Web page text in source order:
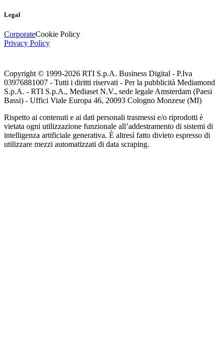
Legal
CorporateCookie Policy
Privacy Policy
Copyright © 1999-2026 RTI S.p.A. Business Digital - P.Iva
03976881007 - Tutti i diritti riservati - Per la pubblicità Mediamond
S.p.A. - RTI S.p.A., Mediaset N.V., sede legale Amsterdam (Paesi
Bassi) - Uffici Viale Europa 46, 20093 Cologno Monzese (MI)
Rispetto ai contenuti e ai dati personali trasmessi e/o riprodotti è
vietata ogni utilizzazione funzionale all’addestramento di sistemi di
intelligenza artificiale generativa. È altresì fatto divieto espresso di
utilizzare mezzi automatizzati di data scraping.